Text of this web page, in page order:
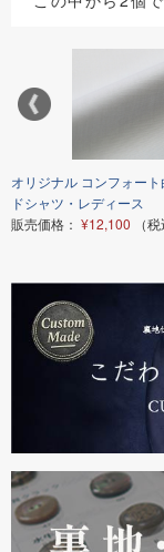
オリジナル コンフォー
ドシャツ・レディース
販売価格： ¥12,100 （税